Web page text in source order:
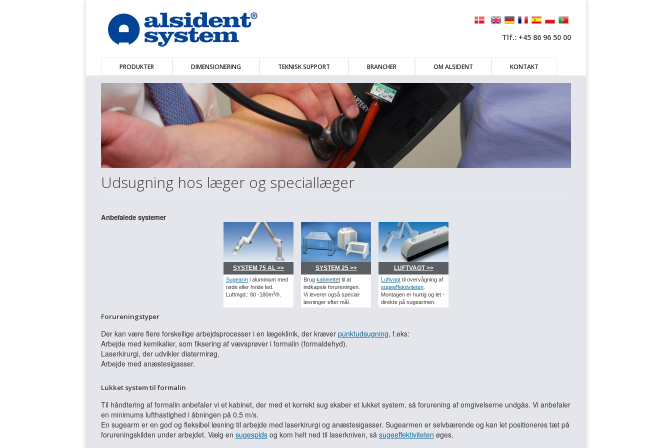
Tlf.: +45 86 96 50 00
PRODUKTER DIMENSIONERING TEKNISK SUPPORT BRANCHER OM ALSIDENT KONTAKT
Udsugning hos læger og speciallæger
Anbefalede systemer
SYSTEM 75 AL >> SYSTEM 25 >> LUFTVAGT >>
Sugearm i aluminium med
røde eller hvide led.
Luftmgd.: 80 -180m3/h.
Brug kabinettet til at
indkapsle forureningen.
Vi leverer også special-
løsninger efter mål.
Luftvagt til overvågning af
sugeeffektiviteten
Montagen er hurtig og let -
direkte på sugearmen.
Forureningstyper
Der kan være flere forskellige arbejdsprocesser i en lægeklinik, der kræver punktudsugning, f.eks:
Arbejde med kemikalier, som fiksering af vævsprøver i formalin (formaldehyd).
Laserkirurgi, der udvikler diatermirøg.
Arbejde med anæstesigasser.
Lukket system til formalin
Til håndtering af formalin anbefaler vi et kabinet, der med et korrekt sug skaber et lukket system, så forurening af omgivelserne undgås. Vi anbefaler
en minimums lufthastighed i åbningen på 0,5 m/s.
En sugearm er en god og fleksibel løsning til arbejde med laserkirurgi og anæstesigasser. Sugearmen er selvbærende og kan let positioneres tæt på
forureningskilden under arbejdet. Vælg en sugespids og kom helt ned til laserkniven, så sugeeffektiviteten øges.